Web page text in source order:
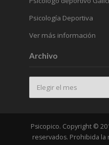
Psicología Deportiva
Ver más información
Archivo
Archivo
Psicopico. Copyright ©
reservados. Prohibida